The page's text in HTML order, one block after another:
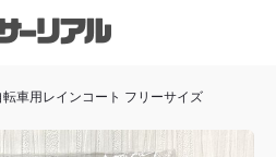
車用レインコート フリーサイズ